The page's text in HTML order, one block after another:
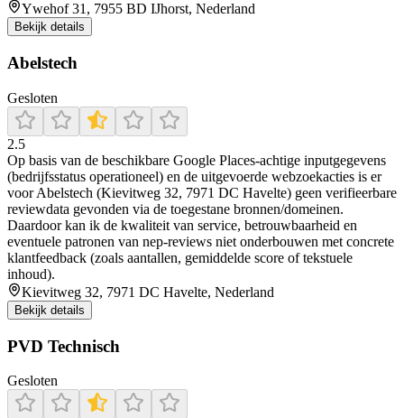
Ywehof 31, 7955 BD IJhorst, Nederland
Bekijk details
Abelstech
Gesloten
2.5
Op basis van de beschikbare Google Places-achtige inputgegevens
(bedrijfsstatus operationeel) en de uitgevoerde webzoekacties is er
voor Abelstech (Kievitweg 32, 7971 DC Havelte) geen verifieerbare
reviewdata gevonden via de toegestane bronnen/domeinen.
Daardoor kan ik de kwaliteit van service, betrouwbaarheid en
eventuele patronen van nep-reviews niet onderbouwen met concrete
klantfeedback (zoals aantallen, gemiddelde score of tekstuele
inhoud).
Kievitweg 32, 7971 DC Havelte, Nederland
Bekijk details
PVD Technisch
Gesloten